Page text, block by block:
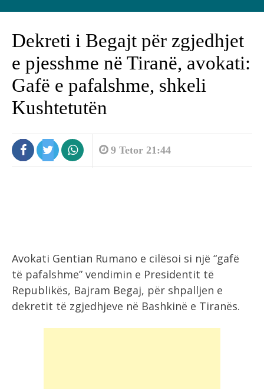
Dekreti i Begajt për zgjedhjet
e pjesshme në Tiranë, avokati:
Gafë e pafalshme, shkeli
Kushtetutën
9 Tetor 21:44
Avokati Gentian Rumano e cilësoi si një “gafë
të pafalshme” vendimin e Presidentit të
Republikës, Bajram Begaj, për shpalljen e
dekretit të zgjedhjeve në Bashkinë e Tiranës.